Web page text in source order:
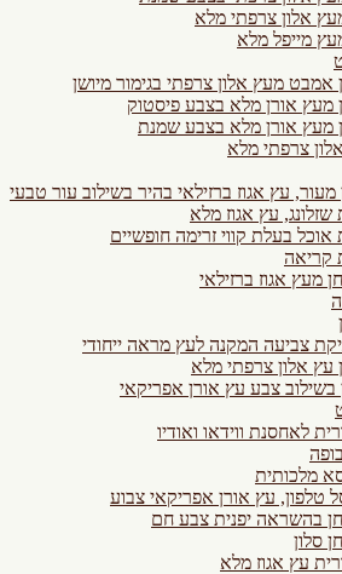
אלון צרפתי מלא
מייפל מלא
אמבט מעץ אלון צרפתי בגימור מיושן
מעץ אורן מלא בצבע פיסטוק
מעץ אורן מלא בצבע שמנת
צרפתי מלא
מעור, עץ אגוז ברזילאי בהיר בשילוב עור טבעי
עץ אגוז מלא
אוכל בעלת קווי זרימה חופשיים
קריאה
מעץ אגוז ברזילאי
צביעה המקנה לעץ מראה ייחודי
עץ אלון צרפתי מלא
בשילוב צבע עץ אורן אפריקאי
לאחסנת ווידאו ואודיו
מלכותית
טלפון, עץ אורן אפריקאי צבוע
בהשראה יפנית צבע חם
סלון
עץ אגוז מלא